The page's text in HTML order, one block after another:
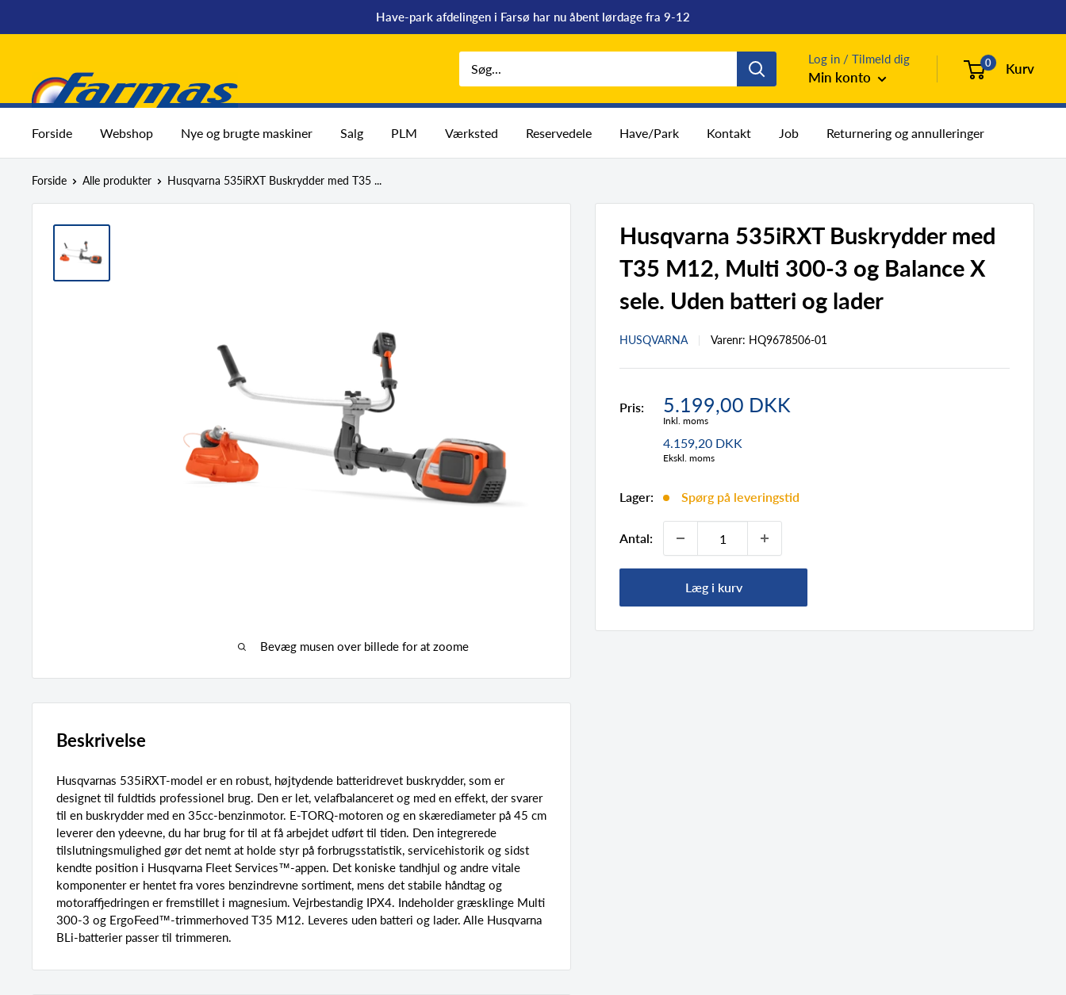
til
Have-park afdelingen i Farsø har nu åbent lørdage fra 9-12
Farmas
Log in / Tilmeld dig
Min konto
0 Kurv
Forside Webshop Nye og brugte maskiner Salg PLM Værksted Reservedele Have/Park Kontakt Job Returnering og annulleringer
Forside Alle produkter Husqvarna 535iRXT Buskrydder med T35 ...
Bevæg musen over billede for at zoome
Husqvarna 535iRXT Buskrydder med
T35 M12, Multi 300-3 og Balance X
sele. Uden batteri og lader
HUSQVARNA Varenr: HQ9678506-01
Pris: Tilbudspris
5.199,00 DKK
Inkl. moms
4.159,20 DKK
Ekskl. moms
Lager: Spørg på leveringstid
Antal:
Læg i kurv
Beskrivelse
Husqvarnas 535iRXT-model er en robust, højtydende batteridrevet buskrydder, som er
designet til fuldtids professionel brug. Den er let, velafbalanceret og med en effekt, der svarer
til en buskrydder med en 35cc-benzinmotor. E-TORQ-motoren og en skærediameter på 45 cm
leverer den ydeevne, du har brug for til at få arbejdet udført til tiden. Den integrerede
tilslutningsmulighed gør det nemt at holde styr på forbrugsstatistik, servicehistorik og sidst
kendte position i Husqvarna Fleet Services™-appen. Det koniske tandhjul og andre vitale
komponenter er hentet fra vores benzindrevne sortiment, mens det stabile håndtag og
motoraffjedringen er fremstillet i magnesium. Vejrbestandig IPX4. Indeholder græsklinge Multi
300-3 og ErgoFeed™-trimmerhoved T35 M12. Leveres uden batteri og lader. Alle Husqvarna
BLi-batterier passer til trimmeren.